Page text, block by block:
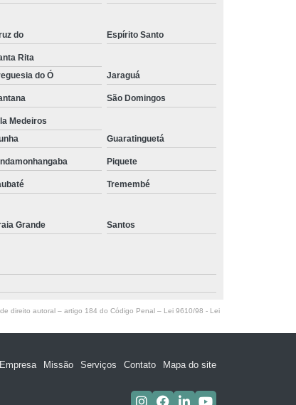
do Espírito Santo
Rita
do Ó Jaraguá
São Domingos
Medeiros
Guaratinguetá
Piquete
Tremembé
Grande Santos
direito autoral – artigo 184 do Código Penal – Lei 9610/98 - Lei
Empresa Missão Serviços Contato Mapa do site